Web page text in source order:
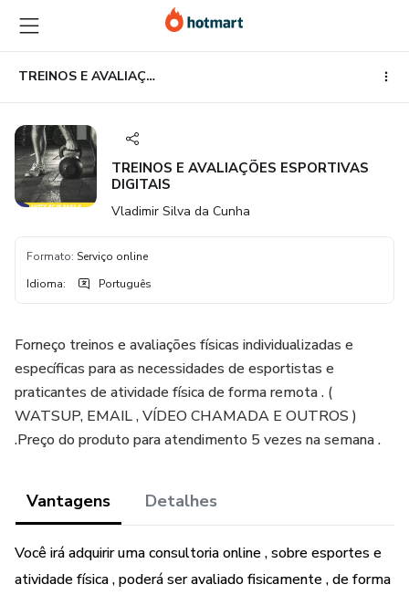
para
o
conteúdo
principal
para
o
pagamento
para
o
rodapé
TREINOS E AVALIAÇÕES ESPORTIVAS DIGITAIS
TREINOS E AVALIAÇÕES ESPORTIVAS
DIGITAIS
Vladimir Silva da Cunha
Formato: Serviço online
Idioma: Português
Forneço treinos e avaliações físicas individualizadas e
específicas para as necessidades de esportistas e
praticantes de atividade física de forma remota . (
WATSUP, EMAIL , VÍDEO CHAMADA E OUTROS )
.Preço do produto para atendimento 5 vezes na semana .
Vantagens Detalhes
Você irá adquirir uma consultoria online , sobre esportes e
atividade física , poderá ser avaliado fisicamente , de forma